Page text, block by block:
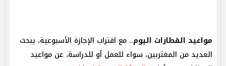
مواعيد القطارات اليوم.. مع اقتراب الإجازة الأسبوعية، يبحث
العديد من المغتربين، سواء للعمل أو للدراسة، عن مواعيد